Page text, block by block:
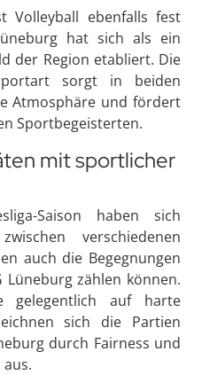
Volleyball ebenfalls fest
hat sich als ein
der Region etabliert. Die
sorgt in beiden
Atmosphäre und fördert
Sportbegeisterten.
mit sportlicher
Saison haben sich
verschiedenen
auch die Begegnungen
Lüneburg zählen können.
gelegentlich auf harte
sich die Partien
durch Fairness und